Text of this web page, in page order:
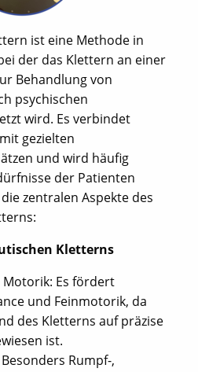
ist eine Methode in
der das Klettern an einer
Behandlung von
psychischen
wird. Es verbindet
gezielten
und wird häufig
der Patienten
zentralen Aspekte des
Kletterns
Es fördert
und Feinmotorik, da
des Kletterns auf präzise
ist.
Rumpf-,